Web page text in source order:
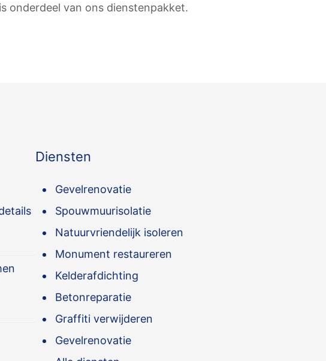
onderdeel van ons dienstenpakket.
Diensten
Gevelrenovatie
Spouwmuurisolatie
Natuurvriendelijk isoleren
Monument restaureren
Kelderafdichting
Betonreparatie
Graffiti verwijderen
Gevelrenovatie